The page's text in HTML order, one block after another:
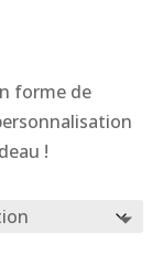
€
forme de
!